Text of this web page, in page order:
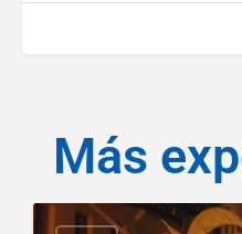
Más